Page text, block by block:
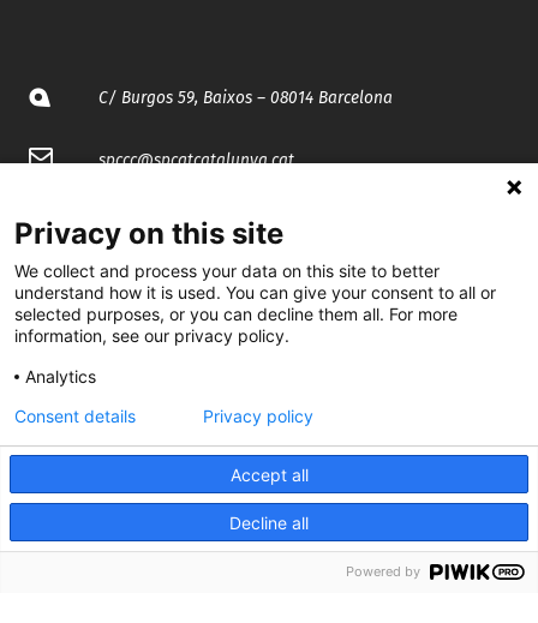
C/ Burgos 59, Baixos – 08014 Barcelona
spccc@spcgtcatalunya.cat
@CGTCatalunya
cgtcatalunya
CGTCatalunya
cgtcatalunya
Desenvolupat per
Privacy on this site
We collect and process your data on this site to better
understand how it is used. You can give your consent to all or
selected purposes, or you can decline them all. For more
information, see our privacy policy.
Analytics
Accept all
Decline all
Consent details Privacy policy
Powered by